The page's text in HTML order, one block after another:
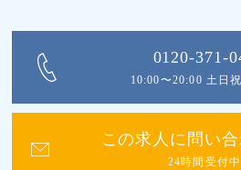
0120-371-
10:00〜20:00 土日
この求人に問い
24時間受付中